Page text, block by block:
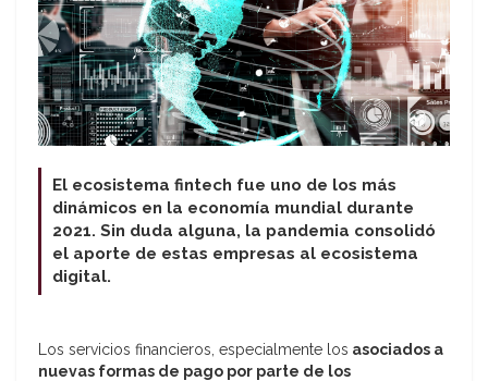
El ecosistema fintech fue uno de los más
dinámicos en la economía mundial durante
2021. Sin duda alguna, la pandemia consolidó
el aporte de estas empresas al ecosistema
digital.
Los servicios financieros, especialmente los asociados a
nuevas formas de pago por parte de los